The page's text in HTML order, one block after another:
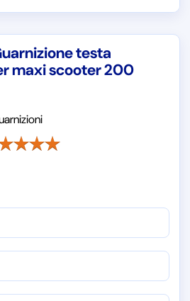
testa
maxi scooter 200